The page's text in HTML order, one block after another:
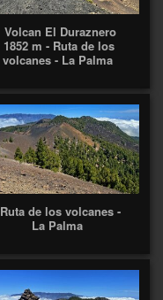
Volcan El Duraznero
1852 m - Ruta de los
volcanes - La Palma
Ruta de los volcanes -
La Palma